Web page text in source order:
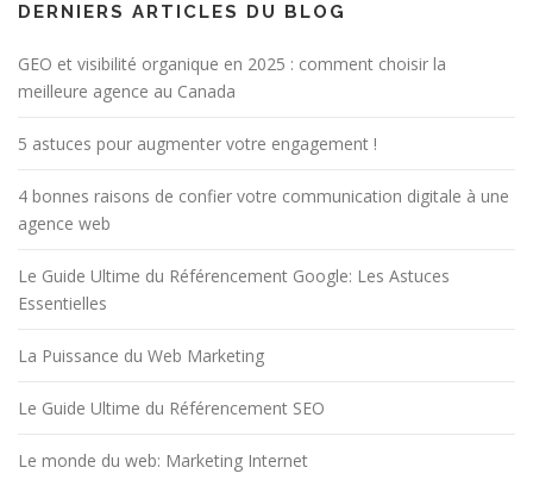
DERNIERS ARTICLES DU BLOG
GEO et visibilité organique en 2025 : comment choisir la
meilleure agence au Canada
5 astuces pour augmenter votre engagement !
4 bonnes raisons de confier votre communication digitale à une
agence web
Le Guide Ultime du Référencement Google: Les Astuces
Essentielles
La Puissance du Web Marketing
Le Guide Ultime du Référencement SEO
Le monde du web: Marketing Internet